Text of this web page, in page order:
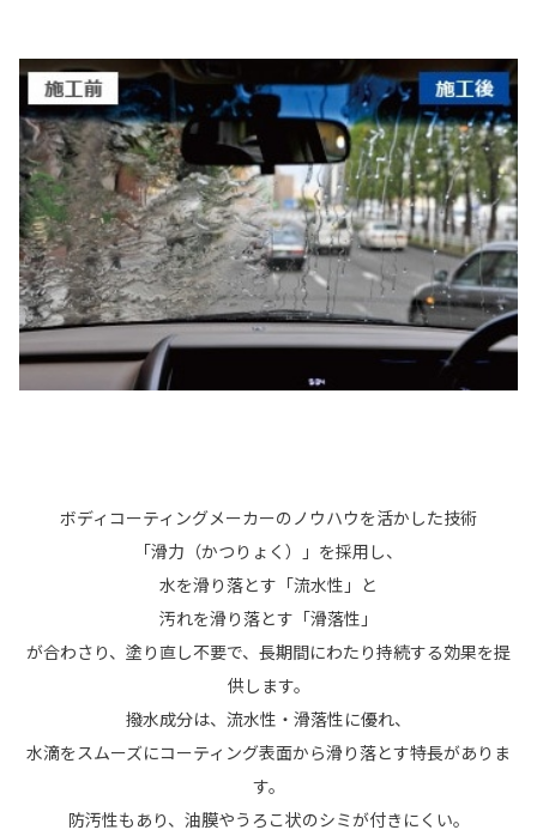
ボディコーティングメーカーのノウハウを活かした技術
「滑力（かつりょく）」を採用し、
水を滑り落とす「流水性」と
汚れを滑り落とす「滑落性」
が合わさり、塗り直し不要で、長期間にわたり持続する効果を提
供します。
撥水成分は、流水性・滑落性に優れ、
水滴をスムーズにコーティング表面から滑り落とす特長がありま
す。
防汚性もあり、油膜やうろこ状のシミが付きにくい。